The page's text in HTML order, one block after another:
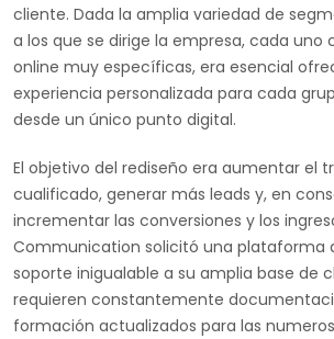
cliente. Dada la amplia variedad de
a los que se dirige la empresa, cada uno
online muy específicas, era esencial
experiencia personalizada para cada
desde un único punto digital.
El objetivo del rediseño era aumentar el
cualificado, generar más leads y, en
incrementar las conversiones y los
Communication solicitó una plataforma
soporte inigualable a su amplia base de
requieren constantemente
formación actualizados para las